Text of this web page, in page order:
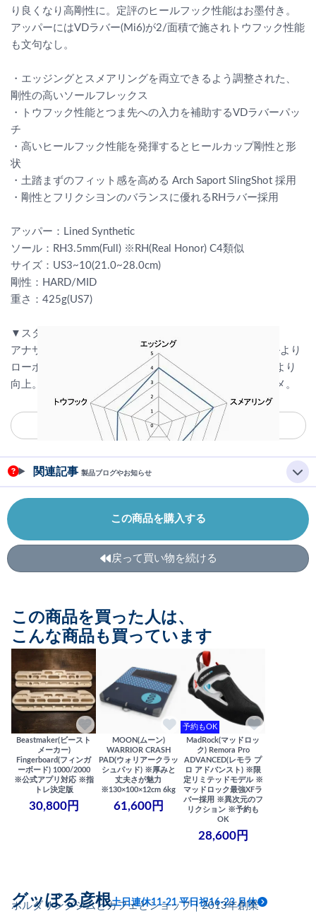
り良くなり高剛性に。定評のヒールフック性能はお墨付き。
アッパーにはVDラバー(Mi6)が2/面積で施されトウフック性能
も文句なし。
・エッジングとスメアリングを両立できるよう調整された、
剛性の高いソールフレックス
・トウフック性能とつま先への入力を補助するVDラバーパッ
チ
・高いヒールフック性能を発揮するとヒールカップ剛性と形
状
・土踏まずのフィット感を高める Arch Saport SlingShot 採用
・剛性とフリクシヨンのバランスに優れるRHラバー採用
アッパー：Lined Synthetic
ソール：RH3.5mm(Full) ※RH(Real Honor) C4類似
サイズ：US3~10(21.0~28.0cm)
剛性：HARD/MID
重さ：425g(US7)
▼スタッフコメント
アナサジプロウーマン類似の2VCSモデル。メンズモデルより
ローボリューム、剛性もやや柔らかくなりフィット感がより
向上。女性はもちろんのこと足が細身の男性にもオススメ。
関連記事 製品ブログやお知らせ
この商品を購入する
戻って買い物を続ける
この商品を買った人は、
こんな商品も買っています
Beastmaker(ビースト
メーカー)
Fingerboard(フィンガ
ーボード) 1000/2000
※公式アプリ対応 ※指
トレ決定版
30,800円
MOON(ムーン)
WARRIOR CRASH
PAD(ウォリアークラッ
シュパッド) ※厚みと
丈夫さが魅力
※130×100×12cm 6kg
61,600円
予約もOK
MadRock(マッドロッ
ク) Remora Pro
ADVANCED(レモラ プ
ロ アドバンスト) ※限
定リミテッドモデル ※
マッドロック最強XFラ
バー採用 ※異次元のフ
リクション ※予約も
OK
28,600円
ボルダリングジムとカフェとショップ｜2013年創業
グッぼる彦根土日連休11-21 平日祝16-23 月休